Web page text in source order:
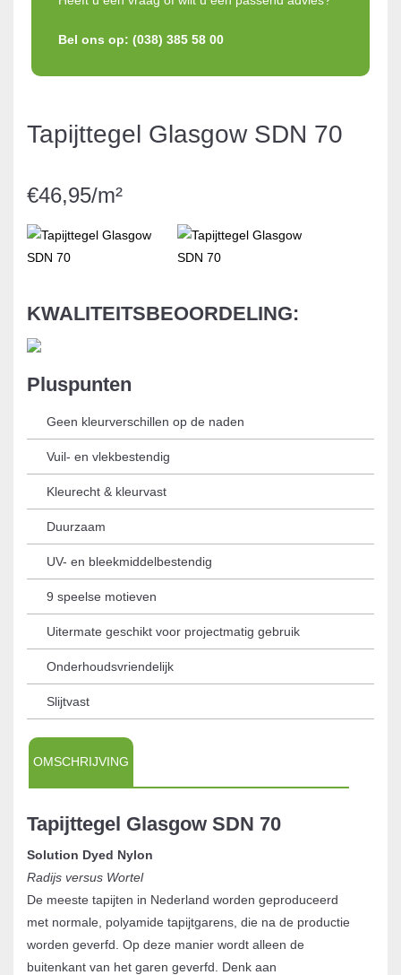
Bel ons op: (038) 385 58 00
Tapijttegel Glasgow SDN 70
€46,95/m²
KWALITEITSBEOORDELING:
Pluspunten
Geen kleurverschillen op de naden
Vuil- en vlekbestendig
Kleurecht & kleurvast
Duurzaam
UV- en bleekmiddelbestendig
9 speelse motieven
Uitermate geschikt voor projectmatig gebruik
Onderhoudsvriendelijk
Slijtvast
OMSCHRIJVING
Tapijttegel Glasgow SDN 70
Solution Dyed Nylon
Radijs versus Wortel
De meeste tapijten in Nederland worden geproduceerd
met normale, polyamide tapijtgarens, die na de productie
worden geverfd. Op deze manier wordt alleen de
buitenkant van het garen geverfd. Denk aan